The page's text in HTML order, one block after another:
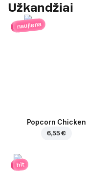
Užkandžiai
naujiena
Popcorn Chicken
6,55 €
hit